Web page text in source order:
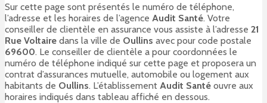
Sur cette page sont présentés le numéro de téléphone,
l’adresse et les horaires de l’agence Audit Santé. Votre
conseiller de clientèle en assurance vous assiste à l’adresse 21
Rue Voltaire dans la ville de Oullins avec pour code postale
69600. Le conseiller de clientèle a pour coordonnées le
numéro de téléphone indiqué sur cette page et proposera un
contrat d’assurances mutuelle, automobile ou logement aux
habitants de Oullins. L’établissement Audit Santé ouvre aux
horaires indiqués dans tableau affiché en dessous.